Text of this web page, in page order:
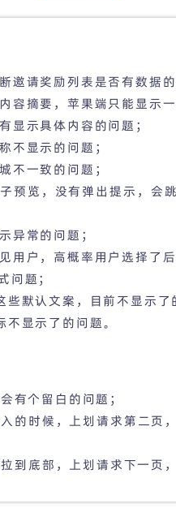
请奖励列表是否有数据的
摘要，苹果端只能显示一
显示具体内容的问题；
不显示的问题；
不一致的问题；
预览，没有弹出提示，会
异常的问题；
户，高概率用户选择了后
问题；
默认文案，目前不显示了
显示了的问题。
有个留白的问题；
的时候，上划请求第二页
底部，上划请求下一页，